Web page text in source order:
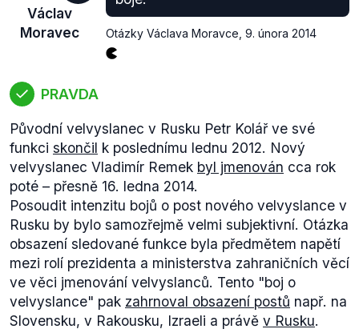
pokud by to vedlo k odblokování dalších nominací.
Jedním z jeho nominantůpak měl být Alexandr
Vondra na post velvyslance v Izraeli.
Vladimír Remek jmenován velvyslancem v
Uvidíme, jestli u pana prezidenta pokročí jmenování
velvyslanců.
* S ním byste neměl problém, když je to zástupce
europoslanec za KSČM?
Je to rozumný člověk, zná a má zkušenosti z Ruska.
Mohu si to představit, ale uvidíme, jestli se pan
prezident uvolí a schválí velvyslance. Pak navrhnu
také Remka.
(Právo, Schwarzenberg: Musím se ozvat, když se
Zeman pokouší zavádět moresy prezidentského
systému, 6. 4. 2013)
Václav
Moravec
Otázky Václava Moravce 9. února 2014
PRAVDA
Původní velvyslanec v Rusku Petr Kolář ve své
funkci skončil k poslednímu lednu 2012. Nový
velvyslanec Vladimír Remek byl jmenován cca rok
poté – přesně 16. ledna 2014.
Posoudit intenzitu bojů o post nového velvyslance v
Rusku by bylo samozřejmě velmi subjektivní. Otázka
obsazení sledované funkce byla předmětem napětí
mezi rolí prezidenta a ministerstva zahraničních věcí
ve věci jmenování velvyslanců. Tento "boj o
velvyslance" pak zahrnoval obsazení postů např. na
Slovensku, v Rakousku, Izraeli a právě v Rusku.